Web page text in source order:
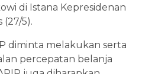
di Istana Kepresidenan
(27/5).
diminta melakukan serta
percepatan belanja